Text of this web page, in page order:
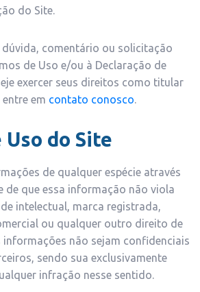
do Site.
dúvida, comentário ou solicitação
de Uso e/ou à Declaração de
exercer seus direitos como titular
em contato conosco.
Uso do Site
de qualquer espécie através
de que essa informação não viola
intelectual, marca registrada,
ou qualquer outro direito de
informações não sejam confidenciais
sendo sua exclusivamente
infração nesse sentido.